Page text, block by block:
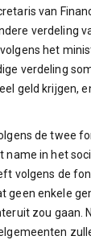
van
verdeling
het
verdeling
geld krijgen,
de twee
name in het
volgens de
geen enkele
zou gaan.